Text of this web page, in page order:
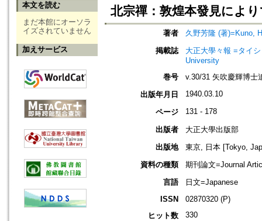
本文を読む
まだ本館にオーソラ
イズされていません
加えサービス
北宗禪：敦煌本發見によ
著者
久野芳隆 (著)=Kuno,
掲載誌
大正大學々報 =タイ
University
巻号
v.30/31 矢吹慶輝博士
出版年月日
1940.03.10
ページ 131 - 178
出版者
大正大學出版部
出版地
東京, 日本 [Tokyo,
資料の種類
期刊論文=Journal
言語
日文=Japanese
ISSN
02870320 (P)
ヒット数
330